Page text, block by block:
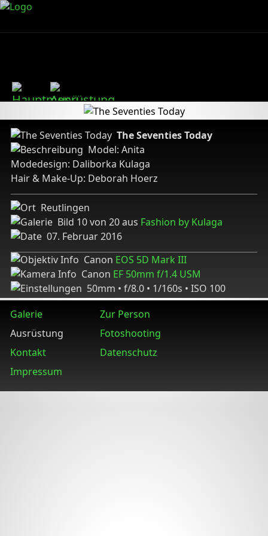
The Seventies Today
Model: Anita
Modedesign: Daliborka Kulaga
Hair & Make-Up: Deborah Hoerz
Reutlingen
Bild 10 von 20 aus Fashion by Kulaga
07. Februar 2016
Canon EOS 5D Mark III
Canon EF 50mm f/1.4 USM
50mm • f/8.0 • 1/160s • ISO 100
Galerie
Zur Person
Ausrüstung
Fotoshooting
Kontakt
Datenschutz
Impressum